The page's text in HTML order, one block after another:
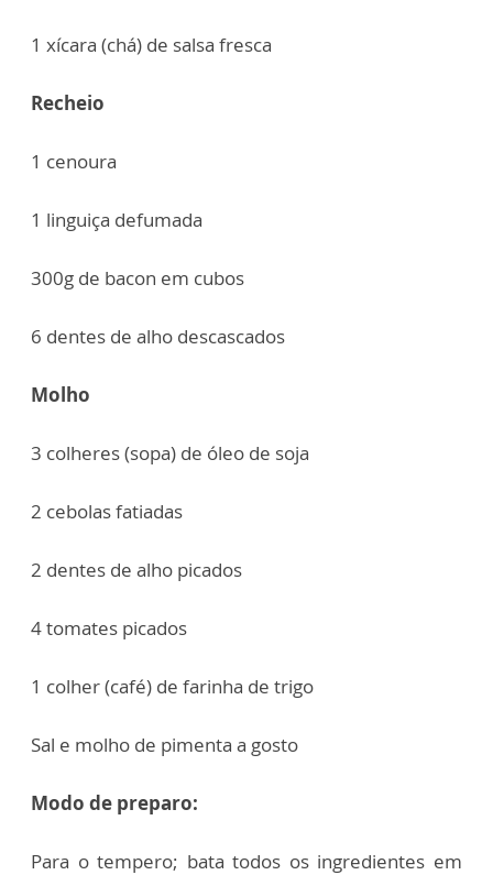
1 xícara (chá) de salsa fresca
Recheio
1 cenoura
1 linguiça defumada
300g de bacon em cubos
6 dentes de alho descascados
Molho
3 colheres (sopa) de óleo de soja
2 cebolas fatiadas
2 dentes de alho picados
4 tomates picados
1 colher (café) de farinha de trigo
Sal e molho de pimenta a gosto
Modo de preparo:
Para o tempero; bata todos os ingredientes em